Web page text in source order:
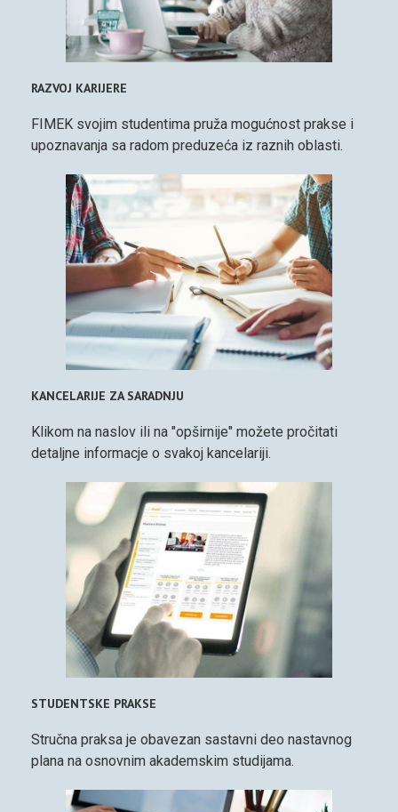
RAZVOJ KARIJERE
FIMEK svojim studentima pruža mogućnost prakse i
upoznavanja sa radom preduzeća iz raznih oblasti.
KANCELARIJE ZA SARADNJU
Klikom na naslov ili na "opširnije" možete pročitati
detaljne informacje o svakoj kancelariji.
STUDENTSKE PRAKSE
Stručna praksa je obavezan sastavni deo nastavnog
plana na osnovnim akademskim studijama.